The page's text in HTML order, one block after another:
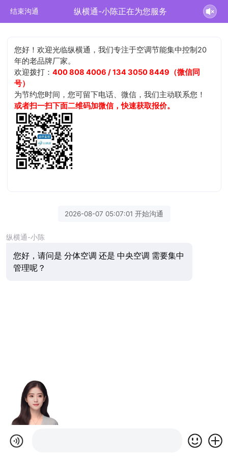
结束沟通 纵横通-小陈正在为您服务
您好！欢迎光临纵横通，我们专注于空调节能集中控制20
年的老品牌厂家。
欢迎拨打：400 808 4006 / 134 3050 8449（微信同
号）
为节约您时间，您可留下电话、微信，我们主动联系您！
或者扫一扫下面二维码加微信，快速获取报价。
2026-08-07 05:07:01 开始沟通
纵横通-小陈
您好，请问是 分体空调 还是 中央空调 需要集中
管理呢？